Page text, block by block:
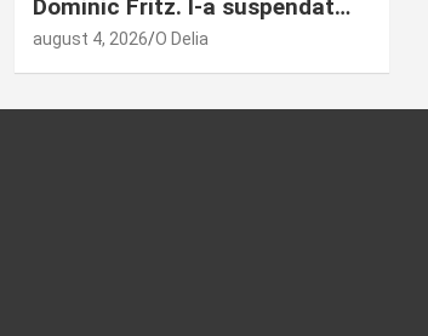
Dominic Fritz. I-a suspendat…
august 4, 2026 O Delia